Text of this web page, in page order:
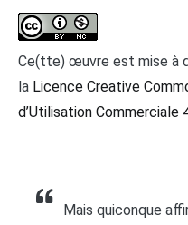
Ce(tte) œuvre est mise à
la Licence Creative
d’Utilisation Commerciale
Mais quiconque